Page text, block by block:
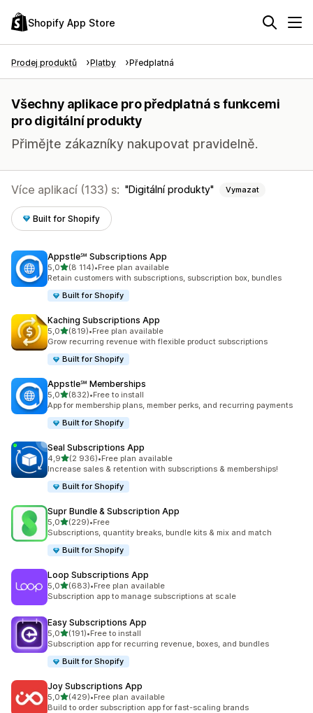
Shopify App Store
Prodej produktů Platby Předplatná
Všechny aplikace pro předplatná s funkcemi
pro digitální produkty
Přimějte zákazníky nakupovat pravidelně.
Více aplikací (133) s: Digitální produkty Vymazat
Built for Shopify
Appstle℠ Subscriptions App
5,0z 5 hvězd
(8 114)
Celkový počet recenzí: 8114
•Free plan available
Retain customers with subscriptions, subscription box, bundles
Built for Shopify
Kaching Subscriptions App
5,0z 5 hvězd
(819)
Celkový počet recenzí: 819
•Free plan available
Grow recurring revenue with flexible product subscriptions
Built for Shopify
Appstle℠ Memberships
5,0z 5 hvězd
(832)
Celkový počet recenzí: 832
•Free to install
App for membership plans, member perks, and recurring payments
Built for Shopify
Seal Subscriptions App
4,9z 5 hvězd
(2 936)
Celkový počet recenzí: 2936
•Free plan available
Increase sales & retention with subscriptions & memberships!
Built for Shopify
Supr Bundle & Subscription App
5,0z 5 hvězd
(229)
Celkový počet recenzí: 229
•Free
Subscriptions, quantity breaks, bundle kits & mix and match
Built for Shopify
Loop Subscriptions App
5,0z 5 hvězd
(683)
Celkový počet recenzí: 683
•Free plan available
Subscription app to manage subscriptions at scale
Easy Subscriptions App
5,0z 5 hvězd
(191)
Celkový počet recenzí: 191
•Free to install
Subscription app for recurring revenue, boxes, and bundles
Built for Shopify
Joy Subscriptions App
5,0z 5 hvězd
(429)
Celkový počet recenzí: 429
•Free plan available
Build to order subscription app for fast-scaling brands